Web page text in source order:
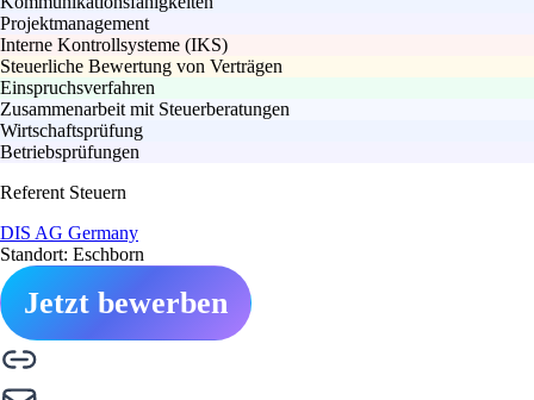
Projektmanagement
Interne Kontrollsysteme (IKS)
Steuerliche Bewertung von Verträgen
Einspruchsverfahren
Zusammenarbeit mit Steuerberatungen
Wirtschaftsprüfung
Betriebsprüfungen
Referent Steuern
DIS AG Germany
Standort: Eschborn
Jetzt bewerben